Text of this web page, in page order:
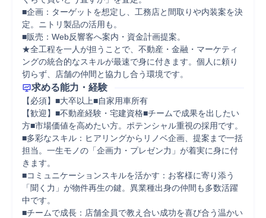
■企画：ターゲットを想定し、工務店と間取りや内装案を決
定。ニトリ製品の活用も。
■販売：Web反響客へ案内・資金計画提案。
★全工程を一人が担うことで、不動産・金融・マーケティ
ングの統合的なスキルが最速で身に付きます。個人に頼り
切らず、店舗の仲間と協力し合う環境です。
求める能力・経験
【必須】■大卒以上■自家用車所有
【歓迎】■不動産経験・宅建資格■チームで成果を出したい
方■市場価値を高めたい方。ポテンシャル重視の採用です。
■多彩なスキル：ヒアリングからリノベ企画、提案まで一括
担当。一生モノの「企画力・プレゼン力」が着実に身に付
きます。
■コミュニケーションスキルを活かす：お客様に寄り添う
「聞く力」が物件再生の鍵。異業種出身の仲間も多数活躍
中です。
■チームで成長：店舗全員で教え合い成功を喜び合う温かい